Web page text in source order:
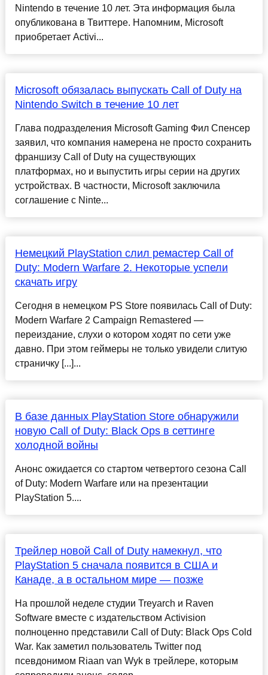
Nintendo в течение 10 лет. Эта информация была
опубликована в Твиттере. Напомним, Microsoft
приобретает Activi...
Microsoft обязалась выпускать Call of Duty на
Nintendo Switch в течение 10 лет
Глава подразделения Microsoft Gaming Фил Спенсер
заявил, что компания намерена не просто сохранить
франшизу Call of Duty на существующих
платформах, но и выпустить игры серии на других
устройствах. В частности, Microsoft заключила
соглашение с Ninte...
Немецкий PlayStation слил ремастер Call of
Duty: Modern Warfare 2. Некоторые успели
скачать игру
Сегодня в немецком PS Store появилась Call of Duty:
Modern Warfare 2 Campaign Remastered —
переиздание, слухи о котором ходят по сети уже
давно. При этом геймеры не только увидели слитую
страничку [...]...
В базе данных PlayStation Store обнаружили
новую Call of Duty: Black Ops в сеттинге
холодной войны
Анонс ожидается со стартом четвертого сезона Call
of Duty: Modern Warfare или на презентации
PlayStation 5....
Трейлер новой Call of Duty намекнул, что
PlayStation 5 сначала появится в США и
Канаде, а в остальном мире — позже
На прошлой неделе студии Treyarch и Raven
Software вместе с издательством Activision
полноценно представили Call of Duty: Black Ops Cold
War. Как заметил пользователь Twitter под
псевдонимом Riaan van Wyk в трейлере, которым